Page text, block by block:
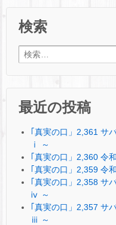
検索
検索:
最近の投稿
｢真実の口」2,361 サ
ⅰ ～
｢真実の口」2,360 令
｢真実の口」2,359 令
｢真実の口」2,358 サ
ⅳ ～
｢真実の口」2,357 サ
ⅲ ～